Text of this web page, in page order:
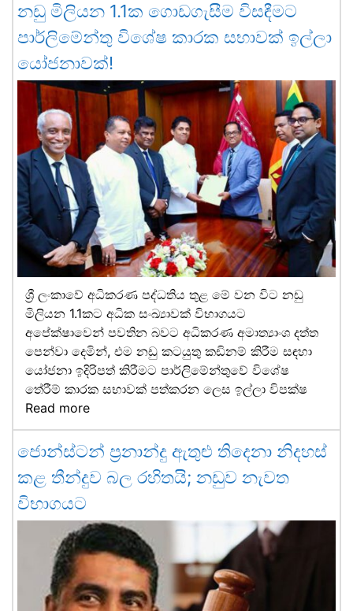
නඩු මිලියන 1.1ක ගොඩගැසීම විසඳීමට
පාර්ලිමේන්තු විශේෂ කාරක සභාවක් ඉල්ලා
යෝජනාවක්!
ශ්‍රී ලංකාවේ අධිකරණ පද්ධතිය තුළ මේ වන විට නඩු
මිලියන 1.1කට අධික සංඛ්‍යාවක් විභාගයට
අපේක්ෂාවෙන් පවතින බවට අධිකරණ අමාත්‍යාංශ දත්ත
පෙන්වා දෙමින්, එම නඩු කටයුතු කඩිනම් කිරීම සඳහා
යෝජනා ඉදිරිපත් කිරීමට පාර්ලිමේන්තුවේ විශේෂ
තේරීම් කාරක සභාවක් පත්කරන ලෙස ඉල්ලා විපක්ෂ
Read more
ජොන්ස්ටන් ප්‍රනාන්දු ඇතුළු තිදෙනා නිදහස්
කළ තීන්දුව බල රහිතයි; නඩුව නැවත
විභාගයට